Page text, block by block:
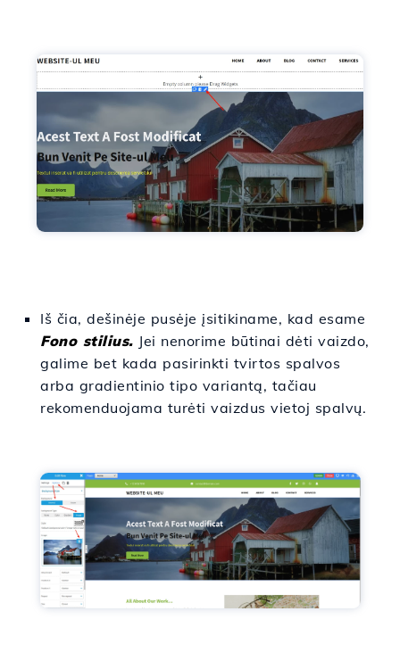
Iš čia, dešinėje pusėje įsitikiname, kad esame
Fono stilius. Jei nenorime būtinai dėti vaizdo,
galime bet kada pasirinkti tvirtos spalvos
arba gradientinio tipo variantą, tačiau
rekomenduojama turėti vaizdus vietoj spalvų.